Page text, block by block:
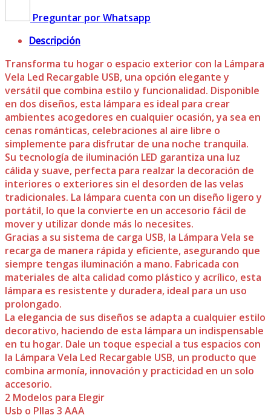
Preguntar por Whatsapp
Descripción
Transforma tu hogar o espacio exterior con la Lámpara
Vela Led Recargable USB, una opción elegante y
versátil que combina estilo y funcionalidad. Disponible
en dos diseños, esta lámpara es ideal para crear
ambientes acogedores en cualquier ocasión, ya sea en
cenas románticas, celebraciones al aire libre o
simplemente para disfrutar de una noche tranquila.
Su tecnología de iluminación LED garantiza una luz
cálida y suave, perfecta para realzar la decoración de
interiores o exteriores sin el desorden de las velas
tradicionales. La lámpara cuenta con un diseño ligero y
portátil, lo que la convierte en un accesorio fácil de
mover y utilizar donde más lo necesites.
Gracias a su sistema de carga USB, la Lámpara Vela se
recarga de manera rápida y eficiente, asegurando que
siempre tengas iluminación a mano. Fabricada con
materiales de alta calidad como plástico y acrílico, esta
lámpara es resistente y duradera, ideal para un uso
prolongado.
La elegancia de sus diseños se adapta a cualquier estilo
decorativo, haciendo de esta lámpara un indispensable
en tu hogar. Dale un toque especial a tus espacios con
la Lámpara Vela Led Recargable USB, un producto que
combina armonía, innovación y practicidad en un solo
accesorio.
2 Modelos para Elegir
Usb o PIlas 3 AAA